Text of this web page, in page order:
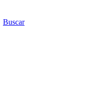
Buscar